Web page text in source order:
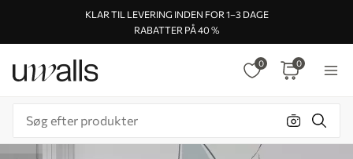
KLAR TIL LEVERING INDEN FOR 1–3 DAGE
RABATTER PÅ 40 %
0 0